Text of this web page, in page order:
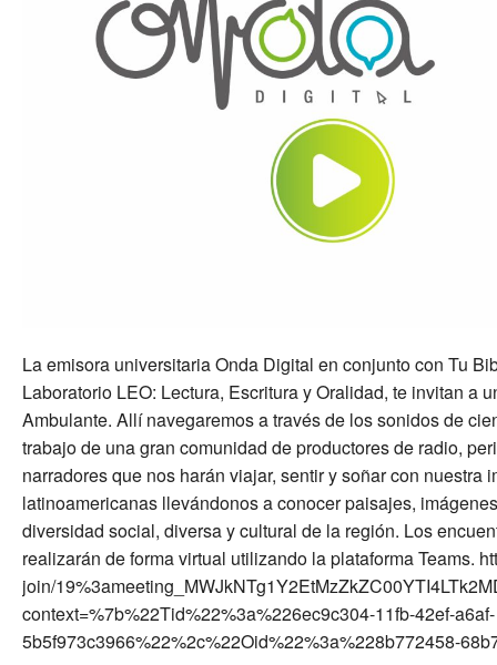
La emisora universitaria Onda Digital en conjunto con Tu
Laboratorio LEO: Lectura, Escritura y Oralidad, te invitan a
Ambulante. Allí navegaremos a través de los sonidos de
trabajo de una gran comunidad de productores de radio,
narradores que nos harán viajar, sentir y soñar con
latinoamericanas llevándonos a conocer paisajes,
diversidad social, diversa y cultural de la región. Los
realizarán de forma virtual utilizando la plataforma Teams.
join/
context=%7b%22Tid%22%3a%226ec9c304-11fb-42ef-a6af-
5b5f973c3966%22%2c%22Oid%22%3a%228b772458-